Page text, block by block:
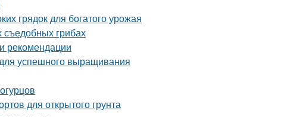
грядок для богатого урожая
съедобных грибах
рекомендации
успешного выращивания
для открытого грунта